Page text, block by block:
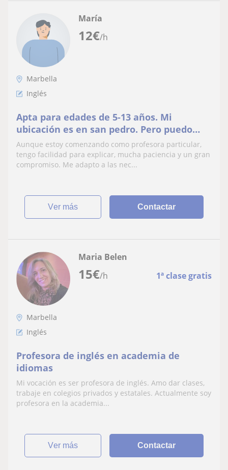
12€/h
María
Marbella
Inglés
Apta para edades de 5-13 años. Mi
ubicación es en san pedro. Pero puedo
moverme a marbella. Se me da bien
cualquier asignatura.
Aunque estoy comenzando como profesora particular,
tengo facilidad para explicar, mucha paciencia y un gran
compromiso. Me adapto a las nec...
ver más Contactar
15€/h 1ª clase gratis
Maria Belen
Marbella
Inglés
Profesora de inglés en academia de
idiomas
Mi vocación es ser profesora de inglés. Amo dar clases,
trabaje en colegios privados y estatales. Actualmente soy
profesora en la academia...
ver más Contactar